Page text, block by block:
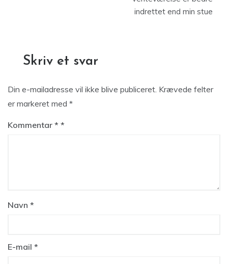
indrettet end min stue
Skriv et svar
Din e-mailadresse vil ikke blive publiceret. Krævede felter
er markeret med *
Kommentar *
Navn *
E-mail *